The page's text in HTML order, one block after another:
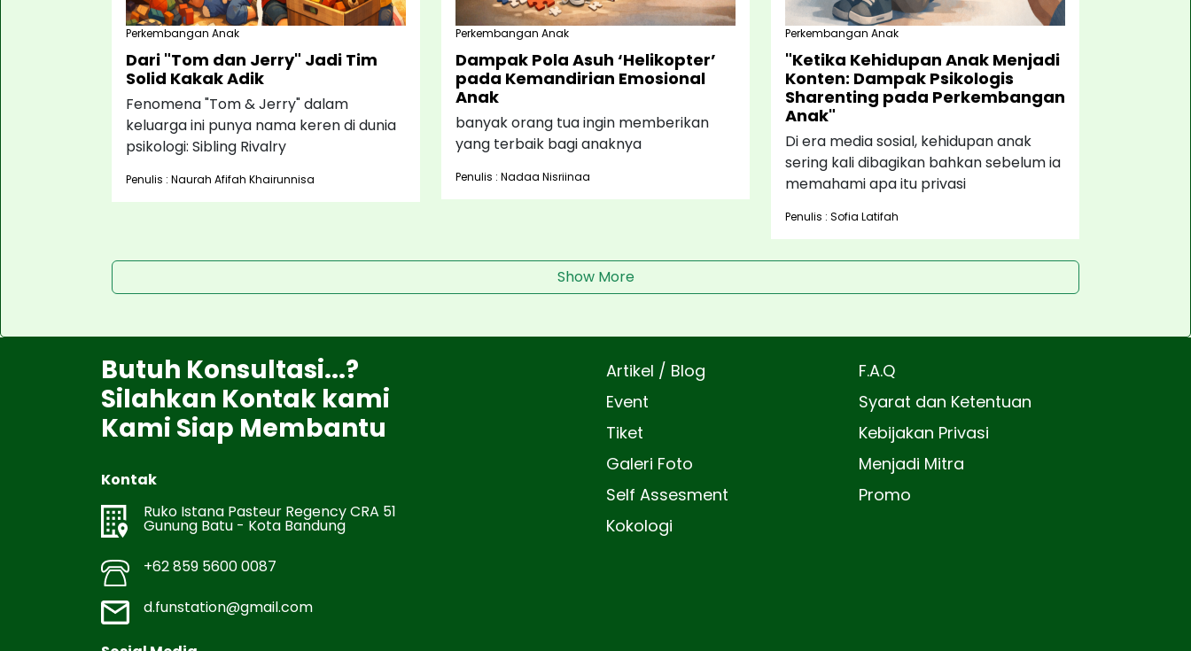
Perkembangan Anak
Dari "Tom dan Jerry" Jadi Tim
Solid Kakak Adik
Fenomena "Tom & Jerry" dalam
keluarga ini punya nama keren di dunia
psikologi: Sibling Rivalry
Penulis : Naurah Afifah Khairunnisa
Perkembangan Anak
Dampak Pola Asuh ‘Helikopter’
pada Kemandirian Emosional
Anak
banyak orang tua ingin memberikan
yang terbaik bagi anaknya
Penulis : Nadaa Nisriinaa
Perkembangan Anak
"Ketika Kehidupan Anak Menjadi
Konten: Dampak Psikologis
Sharenting pada Perkembangan
Anak"
Di era media sosial, kehidupan anak
sering kali dibagikan bahkan sebelum ia
memahami apa itu privasi
Penulis : Sofia Latifah
Show More
Butuh Konsultasi...?
Silahkan Kontak kami
Kami Siap Membantu
Kontak
Ruko Istana Pasteur Regency CRA 51
Gunung Batu - Kota Bandung
+62 859 5600 0087
d.funstation@gmail.com
Artikel / Blog
Event
Tiket
Galeri Foto
Self Assesment
Kokologi
F.A.Q
Syarat dan Ketentuan
Kebijakan Privasi
Menjadi Mitra
Promo